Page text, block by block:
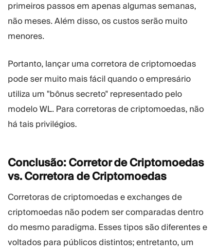
primeiros passos em apenas algumas semanas,
não meses. Além disso, os custos serão muito
menores.
Portanto, lançar uma corretora de criptomoedas
pode ser muito mais fácil quando o empresário
utiliza um "bônus secreto" representado pelo
modelo WL. Para corretoras de criptomoedas, não
há tais privilégios.
Conclusão: Corretor de Criptomoedas
vs. Corretora deCriptomoedas
Corretoras de criptomoedas e exchanges de
criptomoedas não podem ser comparadas dentro
do mesmo paradigma. Esses tipos são diferentes e
voltados para públicos distintos; entretanto, um